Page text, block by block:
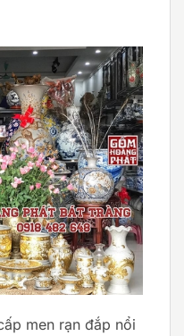
men rạn đắp nổi